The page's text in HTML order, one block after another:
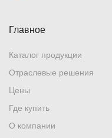
Главное
Каталог продукции
Отраслевые решения
Цены
Где купить
О компании